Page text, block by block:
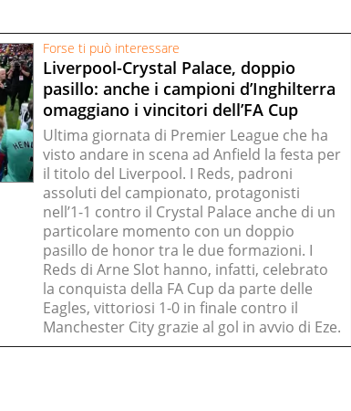
Forse ti può interessare
Liverpool-Crystal Palace, doppio
pasillo: anche i campioni d’Inghilterra
omaggiano i vincitori dell’FA Cup
Ultima giornata di Premier League che ha
visto andare in scena ad Anfield la festa per
il titolo del Liverpool. I Reds, padroni
assoluti del campionato, protagonisti
nell’1-1 contro il Crystal Palace anche di un
particolare momento con un doppio
pasillo de honor tra le due formazioni. I
Reds di Arne Slot hanno, infatti, celebrato
la conquista della FA Cup da parte delle
Eagles, vittoriosi 1-0 in finale contro il
Manchester City grazie al gol in avvio di Eze.